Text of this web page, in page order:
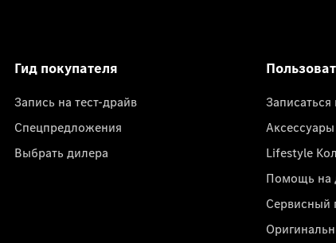
Гид покупателя
Запись на тест-драйв
Спецпредложения
Выбрать дилера
Записаться
Аксессуары
Lifestyle
Помощь на
Сервисный